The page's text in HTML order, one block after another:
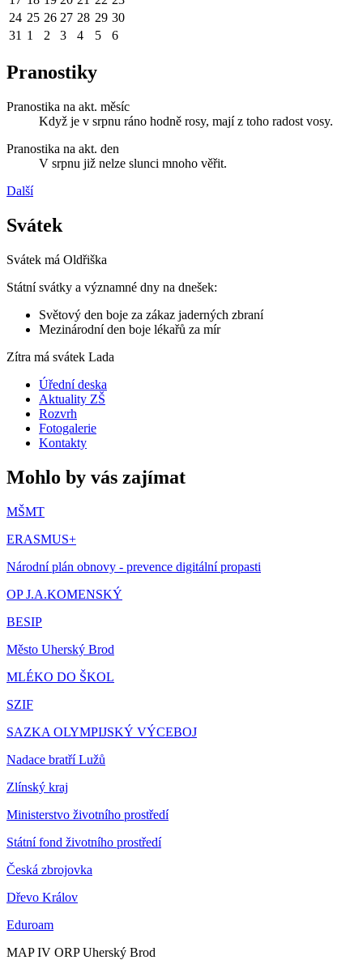
24 25 26 27 28 29 30
31 1 2 3 4 5 6
Pranostiky
Pranostika na akt. měsíc
Když je v srpnu ráno hodně rosy, mají z toho radost vosy.
Pranostika na akt. den
V srpnu již nelze slunci mnoho věřit.
Další
Svátek
Svátek má Oldřiška
Státní svátky a významné dny na dnešek:
Světový den boje za zákaz jaderných zbraní
Mezinárodní den boje lékařů za mír
Zítra má svátek Lada
Úřední deska
Aktuality ZŠ
Rozvrh
Fotogalerie
Kontakty
Mohlo by vás zajímat
MŠMT
ERASMUS+
Národní plán obnovy - prevence digitální propasti
OP J.A.KOMENSKÝ
BESIP
Město Uherský Brod
MLÉKO DO ŠKOL
SZIF
SAZKA OLYMPIJSKÝ VÝCEBOJ
Nadace bratří Lužů
Zlínský kraj
Ministerstvo životního prostředí
Státní fond životního prostředí
Česká zbrojovka
Dřevo Králov
Eduroam
MAP IV ORP Uherský Brod